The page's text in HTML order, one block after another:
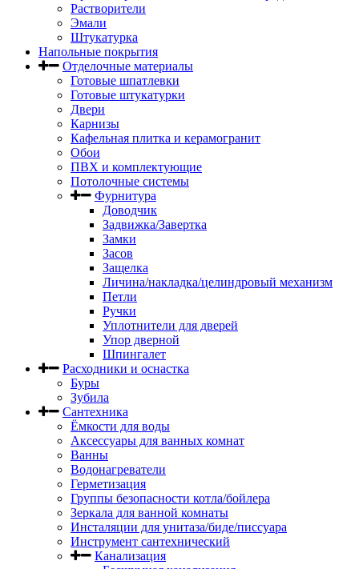
Растворители
Эмали
Штукатурка
Напольные покрытия
Отделочные материалы
Готовые шпатлевки
Готовые штукатурки
Двери
Карнизы
Кафельная плитка и керамогранит
Обои
ПВХ и комплектующие
Потолочные системы
Фурнитура
Доводчик
Задвижка/Завертка
Замки
Засов
Защелка
Личина/накладка/целиндровый механизм
Петли
Ручки
Уплотнители для дверей
Упор дверной
Шпингалет
Расходники и оснастка
Буры
Зубила
Сантехника
Ёмкости для воды
Аксессуары для ванных комнат
Ванны
Водонагреватели
Герметизация
Группы безопасности котла/бойлера
Зеркала для ванной комнаты
Инсталяции для унитаза/биде/писсуара
Инструмент сантехнический
Канализация